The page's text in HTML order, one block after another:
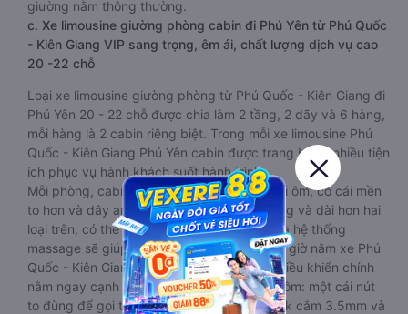
giường nằm thông thường.
c. Xe limousine giường phòng cabin đi Phú Yên từ Phú Quốc
- Kiên Giang VIP sang trọng, êm ái, chất lượng dịch vụ cao
20 -22 chỗ
Loại xe limousine giường phòng từ Phú Quốc - Kiên Giang đi
Phú Yên 20 - 22 chỗ được chia làm 2 tầng, 2 dãy và 6 hàng,
mỗi hàng là 2 cabin riêng biệt. Trong mỗi xe limousine Phú
Quốc - Kiên Giang Phú Yên cabin được trang bị rất nhiều tiện
ích phục vụ hành khách suốt hành trình.
Mỗi phòng, cabin đều có gối nằm rời, có gối ôm, có cái mền
to hơn và dây an toàn seat belt. Giường rộng và dài hơn hai
loại trên, có thể lăn lộn thoải mái. Đặc biệt là hệ thống
massage sẽ giúp bạn thư giãn trong những giờ nằm xe Phú
Quốc - Kiên Giang đến Phú Yên dài. Bảng điều khiển chính
nằm ngay cạnh đầu để tiện tay tuỳ chỉnh gồm: một cái nút
to đùng để gọi tiếp viên, 2 cổng USB , 1 jack cắm 3.5mm và